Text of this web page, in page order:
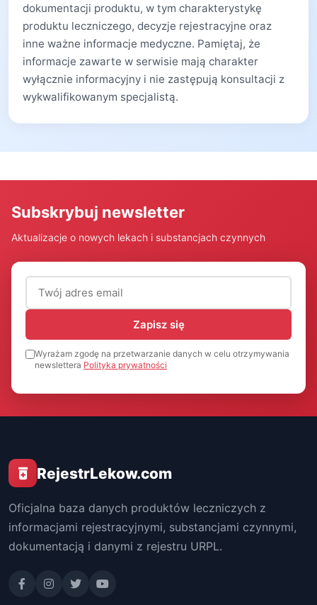
dokumentacji produktu, w tym charakterystykę
produktu leczniczego, decyzje rejestracyjne oraz
inne ważne informacje medyczne. Pamiętaj, że
informacje zawarte w serwisie mają charakter
wyłącznie informacyjny i nie zastępują konsultacji z
wykwalifikowanym specjalistą.
Subskrybuj newsletter
Aktualizacje o nowych lekach i substancjach czynnych
Adres email (wymagany)
Zapisz się
Wyrażam zgodę na przetwarzanie danych w celu otrzymywania
newslettera Polityka prywatności
RejestrLekow.com
Oficjalna baza danych produktów leczniczych z
informacjami rejestracyjnymi, substancjami czynnymi,
dokumentacją i danymi z rejestru URPL.